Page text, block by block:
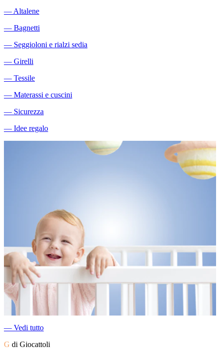
―Altalene
― Bagnetti
― Seggioloni e rialzi sedia
― Girelli
― Tessile
― Materassi e cuscini
― Sicurezza
― Idee regalo
― Vedi tutto
G di Giocattoli